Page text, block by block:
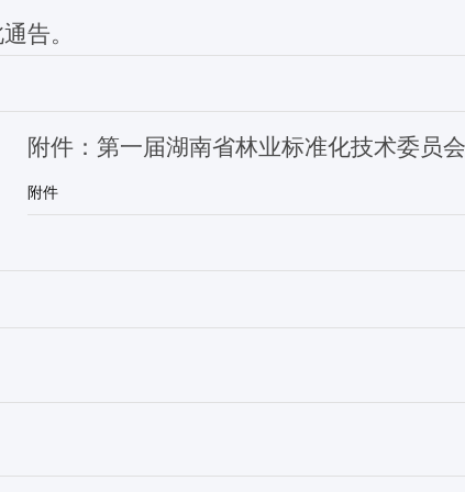
告。
附件：第一届湖南省林业标准化技术委员
附件